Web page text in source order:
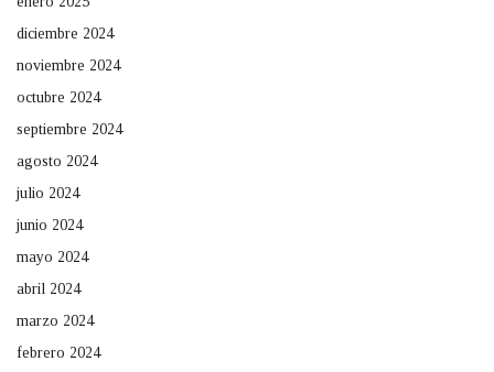
diciembre 2024
noviembre 2024
octubre 2024
septiembre 2024
agosto 2024
julio 2024
junio 2024
mayo 2024
abril 2024
marzo 2024
febrero 2024